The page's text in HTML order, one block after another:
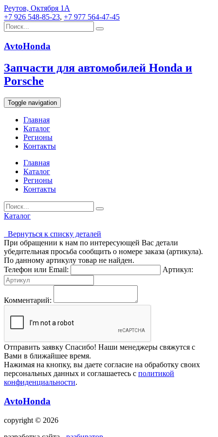
Реутов, Октября 1А
+7 926 548-85-23, +7 977 564-47-45
AvtoHonda
Запчасти для автомобилей Honda и
Porsche
Toggle navigation
Главная
Каталог
Регионы
Контакты
Главная
Каталог
Регионы
Контакты
Каталог
Вернуться к списку деталей
При обращении к нам по интересующей Вас детали
убедительная просьба сообщить о номере заказа (артикула).
По данному артикулу товар не найден.
Телефон или Email:
Артикул:
Комментарий:
Отправить заявку Спасибо! Наши менеджеры свяжутся с
Вами в ближайшее время.
Нажимая на кнопку, вы даете согласие на обработку своих
персональных данных и соглашаетесь с политикой
конфиденциальности.
AvtoHonda
copyright © 2026